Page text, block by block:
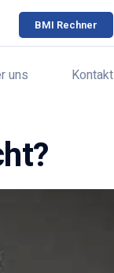
BMI Rechner
uns Kontakt